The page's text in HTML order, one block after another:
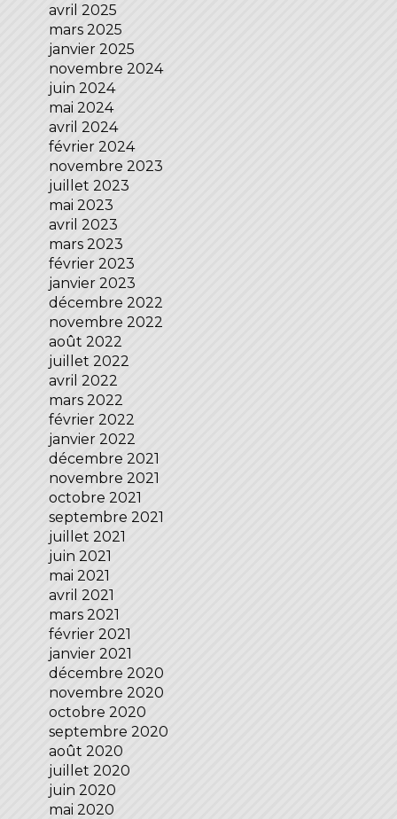
avril 2025
mars 2025
janvier 2025
novembre 2024
juin 2024
mai 2024
avril 2024
février 2024
novembre 2023
juillet 2023
mai 2023
avril 2023
mars 2023
février 2023
janvier 2023
décembre 2022
novembre 2022
août 2022
juillet 2022
avril 2022
mars 2022
février 2022
janvier 2022
décembre 2021
novembre 2021
octobre 2021
septembre 2021
juillet 2021
juin 2021
mai 2021
avril 2021
mars 2021
février 2021
janvier 2021
décembre 2020
novembre 2020
octobre 2020
septembre 2020
août 2020
juillet 2020
juin 2020
mai 2020